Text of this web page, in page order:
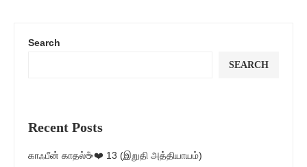
Search
SEARCH
Recent Posts
காஃபீன் காதல்☕❤️ 13 (இறுதி அத்தியாயம்)